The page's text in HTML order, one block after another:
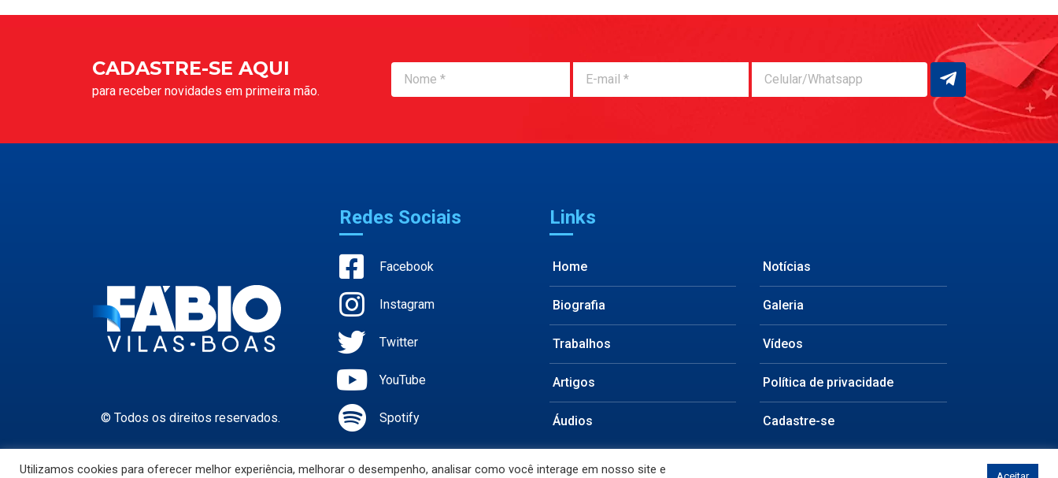
CADASTRE-SE AQUI
para receber novidades em primeira mão.
© Todos os direitos reservados.
Redes Sociais
Facebook
Instagram
Twitter
YouTube
Spotify
Links
Home
Biografia
Trabalhos
Artigos
Áudios
Notícias
Galeria
Vídeos
Política de privacidade
Cadastre-se
Utilizamos cookies para oferecer melhor experiência, melhorar o desempenho, analisar como você interage em nosso site e